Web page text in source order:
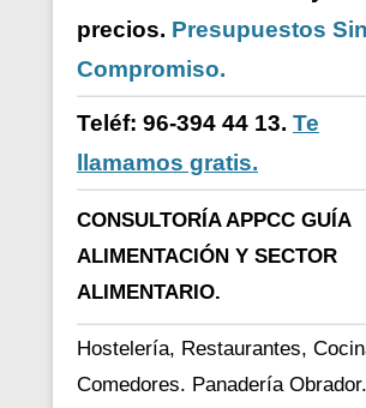
precios. Presupuestos Sin
Compromiso.
Teléf: 96-394 44 13. Te
llamamos gratis.
CONSULTORÍA APPCC GUÍA
ALIMENTACIÓN Y SECTOR
ALIMENTARIO.
Hostelería, Restaurantes,
Comedores. Panadería Obrador.